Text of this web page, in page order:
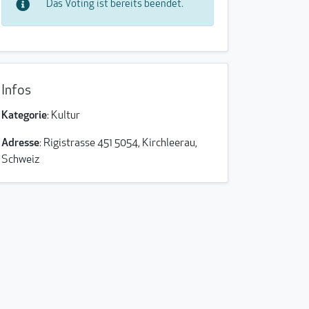
Das Voting ist bereits beendet.
Infos
Kategorie: Kultur
Adresse: Rigistrasse 451 5054, Kirchleerau,
Schweiz